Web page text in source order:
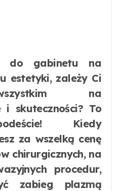
estetyki, zależy Ci
na
i skuteczności? To
Kiedy
za wszelką cenę
chirurgicznych, na
procedur,
zabieg plazmą